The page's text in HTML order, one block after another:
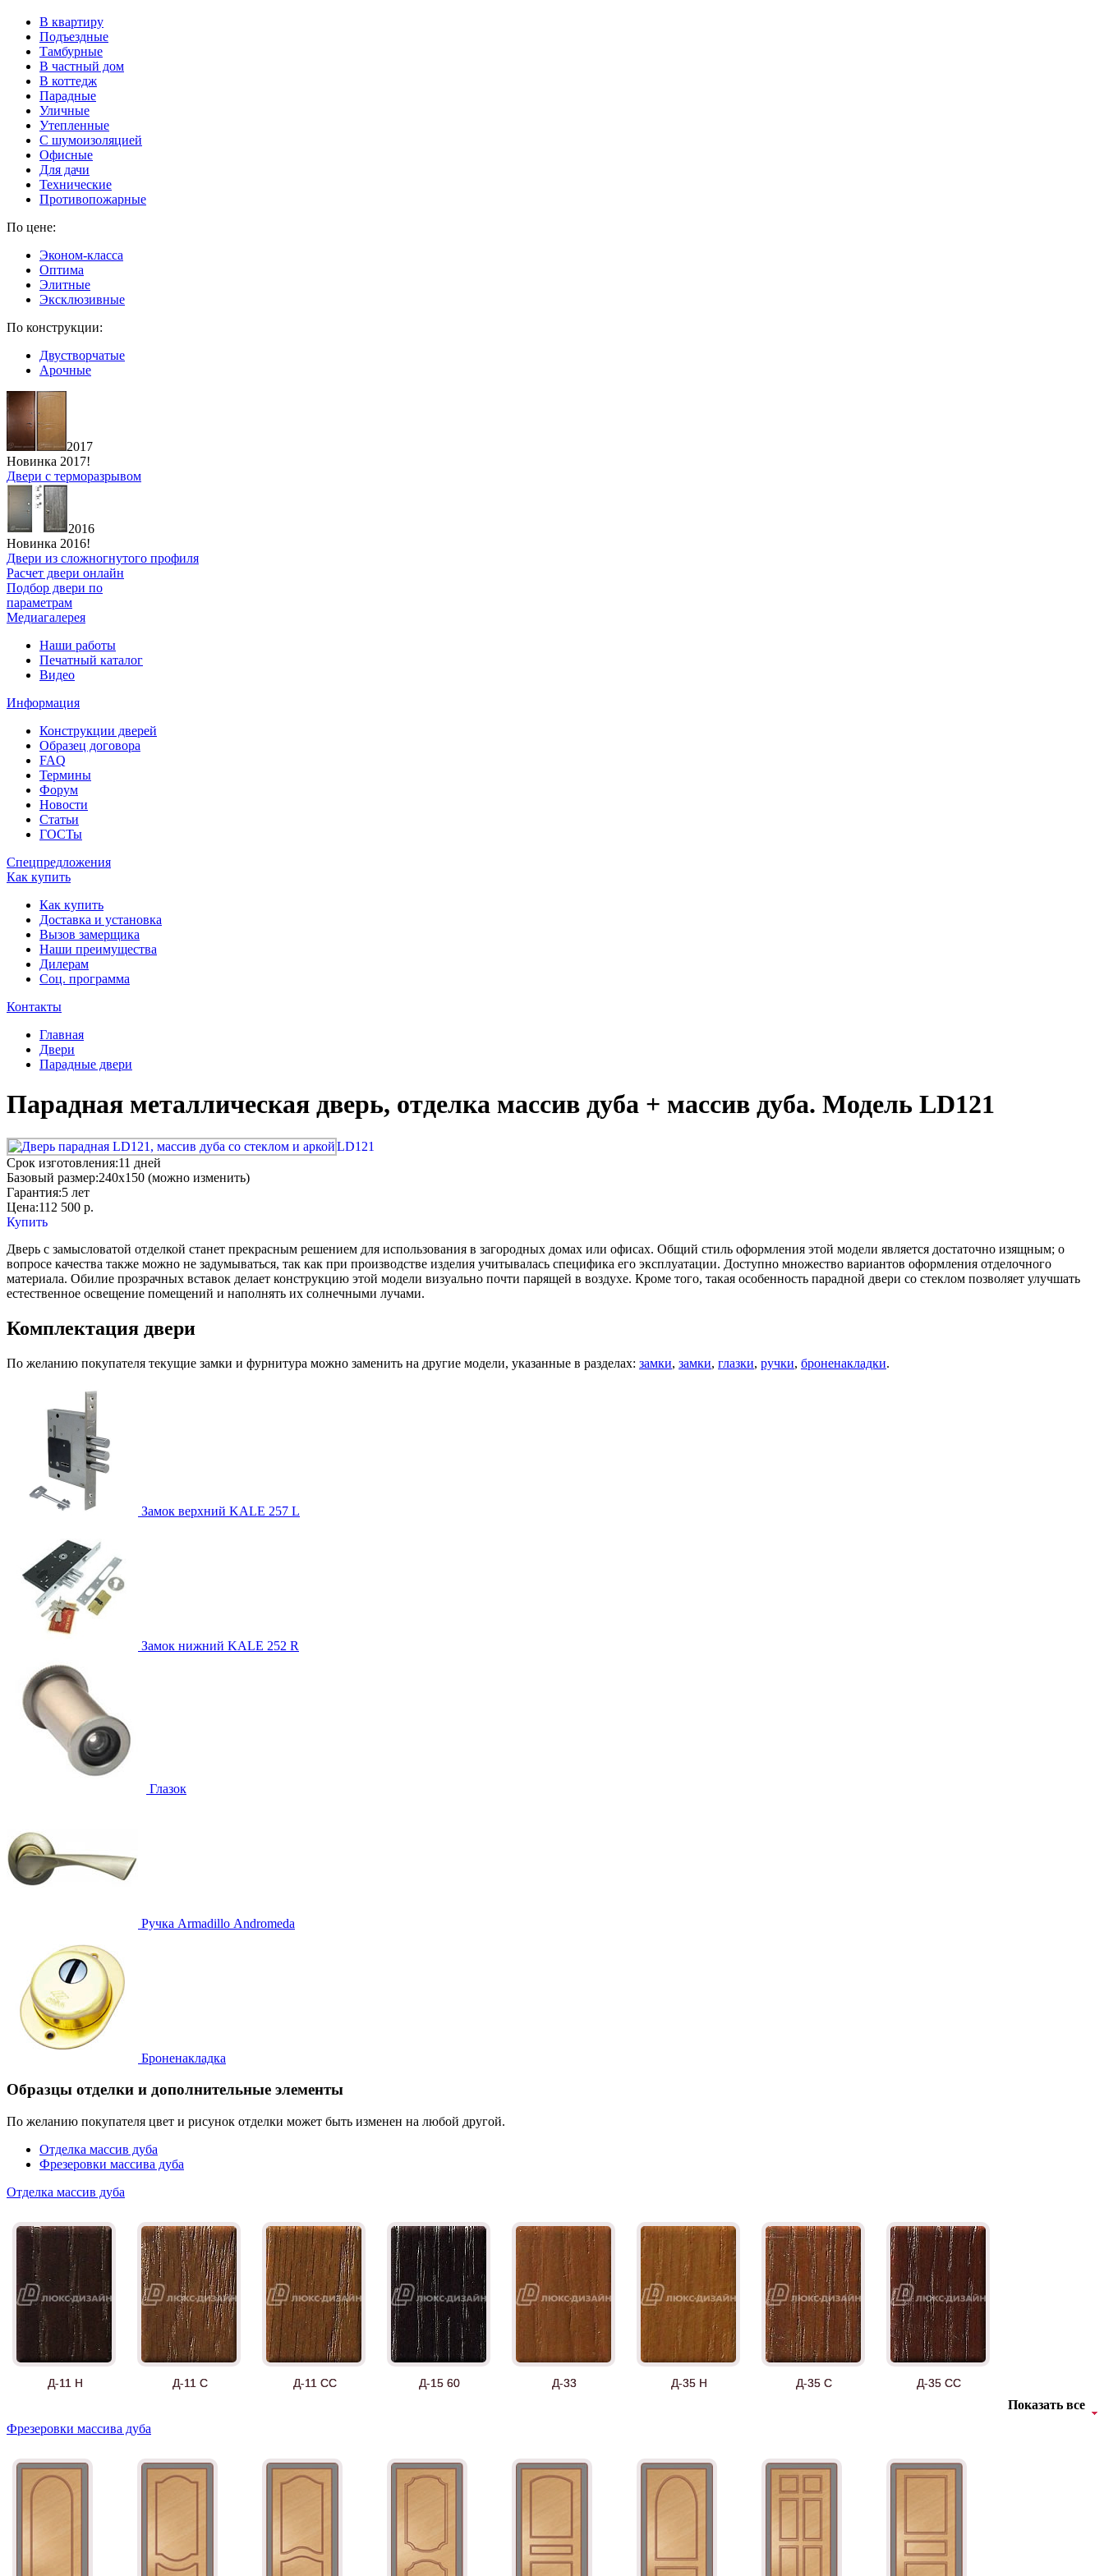
В квартиру
Подъездные
Тамбурные
В частный дом
В коттедж
Парадные
Уличные
Утепленные
C шумоизоляцией
Офисные
Для дачи
Технические
Противопожарные
По цене:
Эконом-класса
Оптима
Элитные
Эксклюзивные
По конструкции:
Двустворчатые
Арочные
2017
Новинка 2017!
Двери с терморазрывом
2016
Новинка 2016!
Двери из сложногнутого профиля
Расчет двери онлайн
Подбор двери по
параметрам
Медиагалерея
Наши работы
Печатный каталог
Видео
Информация
Конструкции дверей
Образец договора
FAQ
Термины
Форум
Новости
Статьи
ГОСТы
Спецпредложения
Как купить
Как купить
Доставка и установка
Вызов замерщика
Наши преимущества
Дилерам
Соц. программа
Контакты
Главная
Двери
Парадные двери
Парадная металлическая дверь, отделка массив дуба + массив дуба. Модель LD121
LD121
Срок изготовления:11 дней
Базовый размер:240x150 (можно изменить)
Гарантия:5 лет
Цена:112 500 р.
Купить
Дверь с замысловатой отделкой станет прекрасным решением для использования в загородных домах или офисах. Общий стиль оформления этой модели является достаточно изящным; о
вопросе качества также можно не задумываться, так как при производстве изделия учитывалась специфика его эксплуатации. Доступно множество вариантов оформления отделочного
материала. Обилие прозрачных вставок делает конструкцию этой модели визуально почти парящей в воздухе. Кроме того, такая особенность парадной двери со стеклом позволяет улучшать
естественное освещение помещений и наполнять их солнечными лучами.
Комплектация двери
По желанию покупателя текущие замки и фурнитура можно заменить на другие модели, указанные в разделах: замки, замки, глазки, ручки, броненакладки.
Замок верхний KALE 257 L
Замок нижний KALE 252 R
Глазок
Ручка Armadillo Аndromeda
Броненакладка
Образцы отделки и дополнительные элементы
По желанию покупателя цвет и рисунок отделки может быть изменен на любой другой.
Отделка массив дуба
Фрезеровки массива дуба
Отделка массив дуба
Д-11 Н Д-11 С Д-11 СС Д-15 60 Д-33 Д-35 Н Д-35 С Д-35 СС
Д-36 Н Д-36 СС Д-37 Н Д-43 30 ДС
Показать все
Фрезеровки массива дуба